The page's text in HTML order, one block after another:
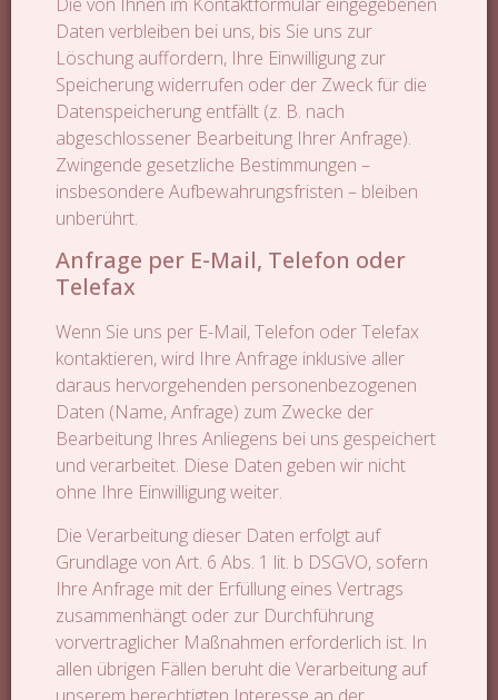
Daten verbleiben bei uns, bis Sie uns zur
Löschung auffordern, Ihre Einwilligung zur
Speicherung widerrufen oder der Zweck für die
Datenspeicherung entfällt (z. B. nach
abgeschlossener Bearbeitung Ihrer Anfrage).
Zwingende gesetzliche Bestimmungen –
insbesondere Aufbewahrungsfristen – bleiben
unberührt.
Anfrage per E-Mail, Telefon oder
Telefax
Wenn Sie uns per E-Mail, Telefon oder Telefax
kontaktieren, wird Ihre Anfrage inklusive aller
daraus hervorgehenden personenbezogenen
Daten (Name, Anfrage) zum Zwecke der
Bearbeitung Ihres Anliegens bei uns gespeichert
und verarbeitet. Diese Daten geben wir nicht
ohne Ihre Einwilligung weiter.
Die Verarbeitung dieser Daten erfolgt auf
Grundlage von Art. 6 Abs. 1 lit. b DSGVO, sofern
Ihre Anfrage mit der Erfüllung eines Vertrags
zusammenhängt oder zur Durchführung
vorvertraglicher Maßnahmen erforderlich ist. In
allen übrigen Fällen beruht die Verarbeitung auf